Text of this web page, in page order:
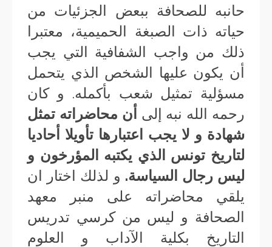
حانبه للصحافة ببعض الجزئيات من
حياته ذات الصبغة الحميمية، معتبرا
ذلك من واجب الشفافية التي يجب
أن يكون عليها الشخص الذي يتحمل
مسؤلية تمثيل شعب بأكمله. و كان
رحمه الله نبه إلى أن محاضراته تمثل
شهادة و لا يجب اعتبارها تأويلا أحاديا
لتاريخ تونس الذي يكتبه المؤرخون و
ليس رجال السياسة. و لذلك اختار ان
يلقي محاضراته على منبر معهد
الصحافة و ليس من كرسي تدريس
التاريخ بكلية الآداب و العلوم